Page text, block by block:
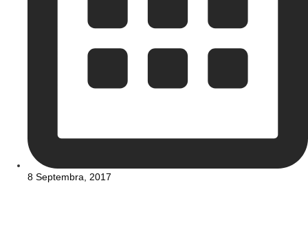
8 Septembra, 2017